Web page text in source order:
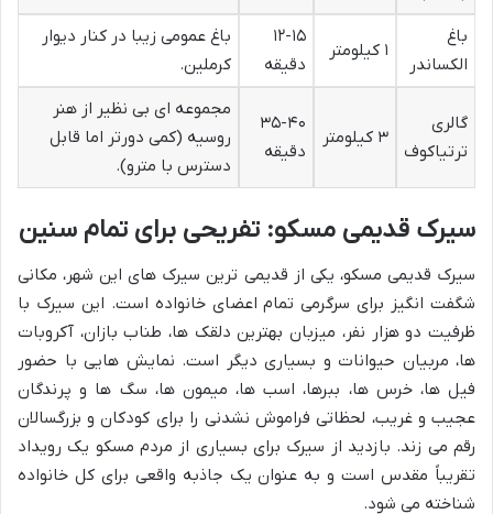
باغ
الکساندر
۱ کیلومتر
۱۲-۱۵
دقیقه
باغ عمومی زیبا در کنار دیوار
کرملین.
گالری
ترتیاکوف
۳ کیلومتر
۳۵-۴۰
دقیقه
مجموعه ای بی نظیر از هنر
روسیه (کمی دورتر اما قابل
دسترس با مترو).
سیرک قدیمی مسکو: تفریحی برای تمام سنین
سیرک قدیمی مسکو، یکی از قدیمی ترین سیرک های این شهر، مکانی
شگفت انگیز برای سرگرمی تمام اعضای خانواده است. این سیرک با
ظرفیت دو هزار نفر، میزبان بهترین دلقک ها، طناب بازان، آکروبات
ها، مربیان حیوانات و بسیاری دیگر است. نمایش هایی با حضور
فیل ها، خرس ها، ببرها، اسب ها، میمون ها، سگ ها و پرندگان
عجیب و غریب، لحظاتی فراموش نشدنی را برای کودکان و بزرگسالان
رقم می زند. بازدید از سیرک برای بسیاری از مردم مسکو یک رویداد
تقریباً مقدس است و به عنوان یک جاذبه واقعی برای کل خانواده
شناخته می شود.